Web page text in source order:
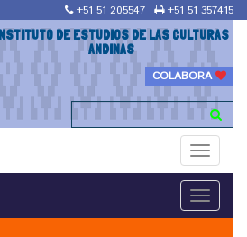
+51 51 205547 +51 51 357415
INSTITUTO DE ESTUDIOS DE LAS CULTURAS
ANDINAS
COLABORA
Toggle
Toggle